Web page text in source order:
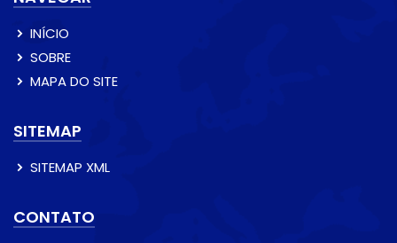
INÍCIO
SOBRE
MAPA DO SITE
SITEMAP
SITEMAP XML
CONTATO